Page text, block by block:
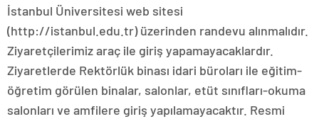
İstanbul Üniversitesi web sitesi
(http://istanbul.edu.tr) üzerinden randevu alınmalıdır.
Ziyaretçilerimiz araç ile giriş yapamayacaklardır.
Ziyaretlerde Rektörlük binası idari büroları ile eğitim-
öğretim görülen binalar, salonlar, etüt sınıfları-okuma
salonları ve amfilere giriş yapılamayacaktır. Resmi